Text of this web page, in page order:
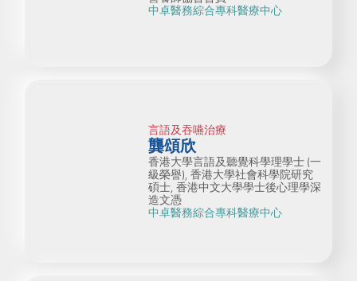
中卓醫務綜合專科醫療中心
言語及吞嚥治療
龔頌欣
香港大學言語及聽覺科學理學士 (一
級榮譽), 香港大學社會科學院研究
碩士, 香港中文大學學士後心理學深
造文憑
中卓醫務綜合專科醫療中心